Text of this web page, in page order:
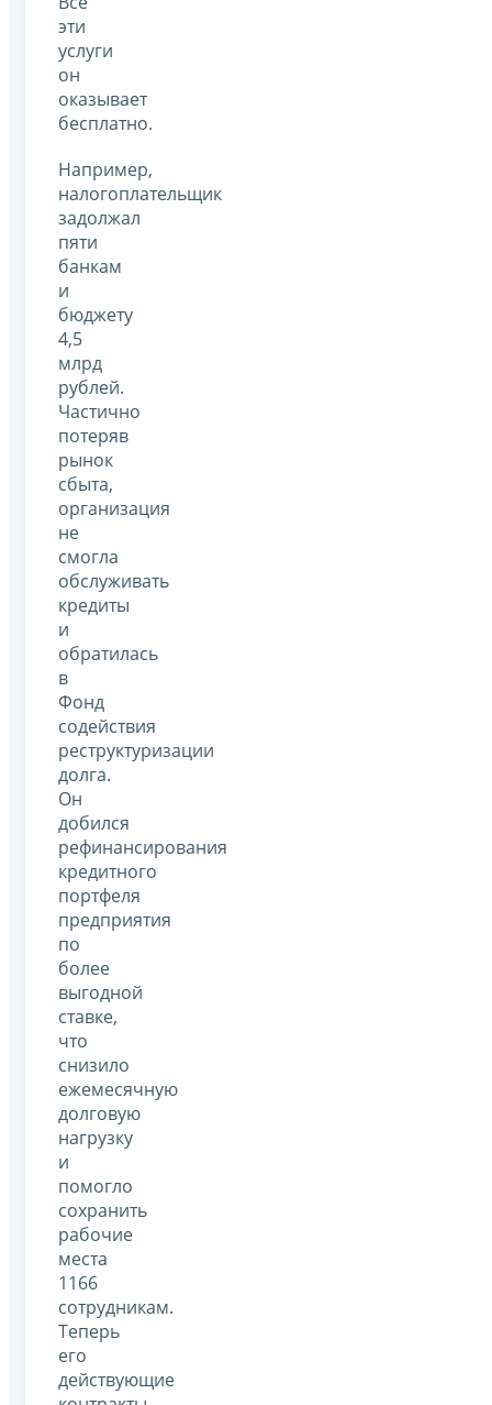
эти
услуги
он
оказывает
бесплатно.
Например,
налогоплательщик
задолжал
пяти
банкам
и
бюджету
4,5
млрд
рублей.
Частично
потеряв
рынок
сбыта,
организация
не
смогла
обслуживать
кредиты
и
обратилась
в
Фонд
содействия
реструктуризации
долга.
Он
добился
рефинансирования
кредитного
портфеля
предприятия
по
более
выгодной
ставке,
что
снизило
ежемесячную
долговую
нагрузку
и
помогло
сохранить
рабочие
места
1166
сотрудникам.
Теперь
его
действующие